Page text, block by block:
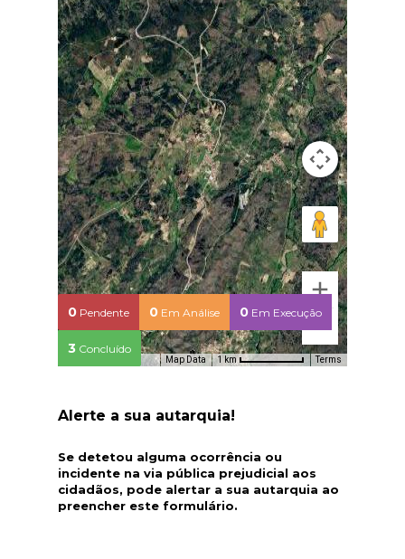
Map Data 1 km Terms
0 Pendente 0 Em Análise 0 Em Execução
3 Concluído
Alerte a sua autarquia!
Se detetou alguma ocorrência ou
incidente na via pública prejudicial aos
cidadãos, pode alertar a sua autarquia ao
preencher este formulário.